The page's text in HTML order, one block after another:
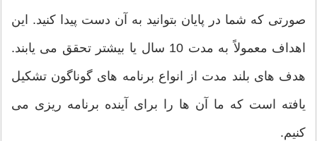
صورتی که شما در پایان بتوانید به آن دست پیدا کنید. این
اهداف معمولاً به مدت 10 سال یا بیشتر تحقق می یابند.
هدف های بلند مدت از انواع برنامه های گوناگون تشکیل
یافته است که ما آن ها را برای آينده برنامه ریزی می
کنیم.